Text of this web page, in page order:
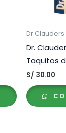
Dr Clauders
Dr.
Taquitos
S/ 30.00